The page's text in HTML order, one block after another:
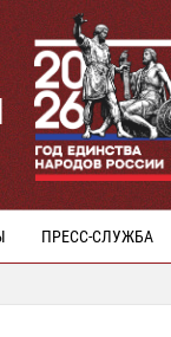
ПРЕСС-СЛУЖБА